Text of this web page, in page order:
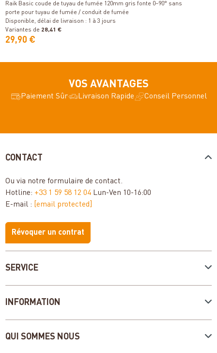
Raik Basic coude de tuyau de fumée 120mm gris fonte 0–90° sans
porte pour tuyau de fumée / conduit de fumée
Disponible, délai de livraison : 1 à 3 jours
Variantes de 28,41 €
29,90 €
VOS AVANTAGES
Paiement Sûr Livraison Rapide Conseil Personnel
SERVICE
INFORMATION
QUI SOMMES NOUS
CONTACT
Ou via notreformulaire de contact.
Hotline: +33 1 59 58 12 04 Lun-Ven 10-16:00
E-mail :
[email protected]
Révoquer un contrat